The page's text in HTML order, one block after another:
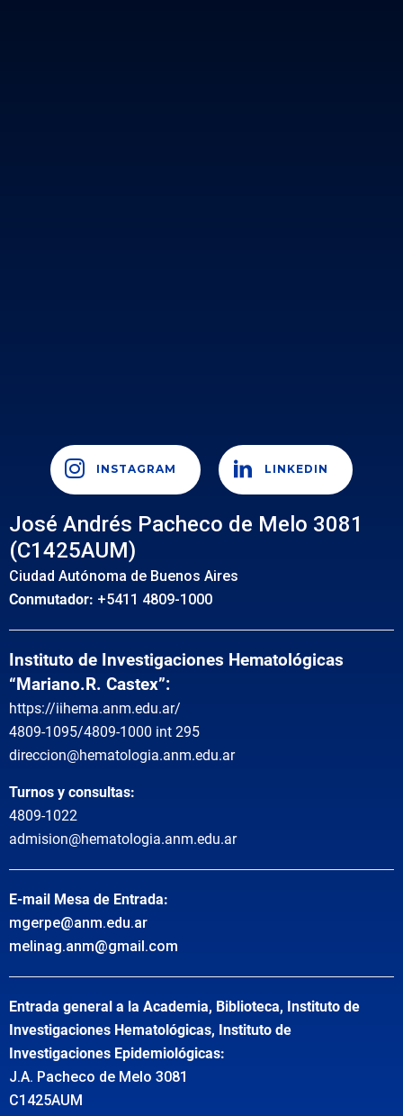
INSTAGRAM LINKEDIN
José Andrés Pacheco de Melo 3081
(C1425AUM)
Ciudad Autónoma de Buenos Aires
Conmutador: +5411 4809-1000
Instituto de Investigaciones Hematológicas
“Mariano.R. Castex”:
https://iihema.anm.edu.ar/
4809-1095/4809-1000 int 295
direccion@hematologia.anm.edu.ar
Turnos y consultas:
4809-1022
admision@hematologia.anm.edu.ar
E-mail Mesa de Entrada:
mgerpe@anm.edu.ar
melinag.anm@gmail.com
Entrada general a la Academia, Biblioteca, Instituto de
Investigaciones Hematológicas, Instituto de
Investigaciones Epidemiológicas:
J.A. Pacheco de Melo 3081
C1425AUM